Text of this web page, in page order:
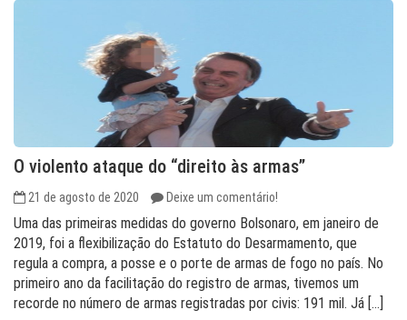
O violento ataque do “direito às armas”
21 de agosto de 2020 Deixe um comentário!
Uma das primeiras medidas do governo Bolsonaro, em janeiro de
2019, foi a flexibilização do Estatuto do Desarmamento, que
regula a compra, a posse e o porte de armas de fogo no país. No
primeiro ano da facilitação do registro de armas, tivemos um
recorde no número de armas registradas por civis: 191 mil. Já […]